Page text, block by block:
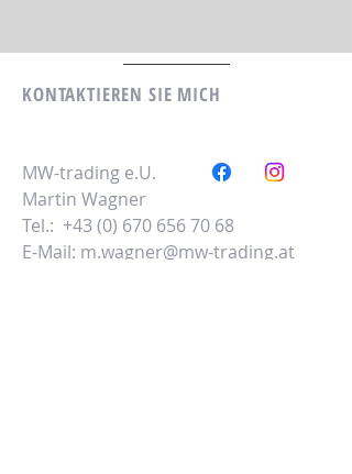
KONTAKTIEREN SIE MICH
MW-trading e.U.​
Martin Wagner
Tel.: +43 (0) 670 656 70 68
E-Mail: m.wagner@mw-trading.at